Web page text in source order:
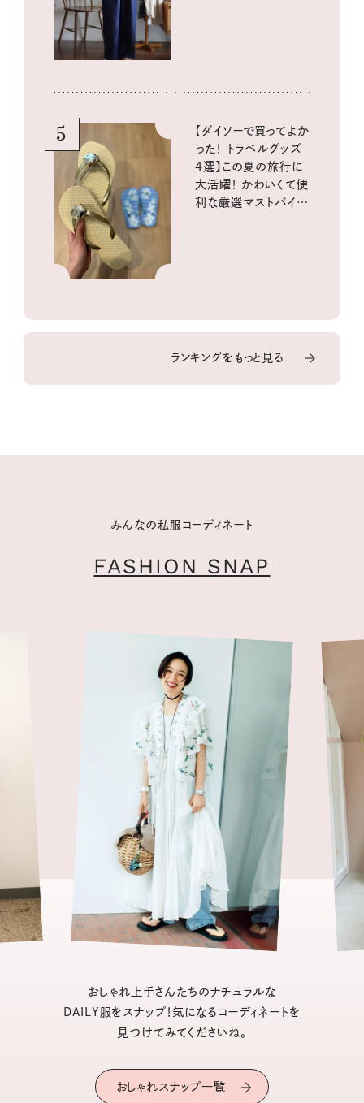
5
【ダイソーで買ってよか
った！ トラベルグッズ
4選】この夏の旅行に
大活躍！ かわいくて便
利な厳選マストバイア
ランキングをもっと見る
みんなの私服コーディネート
FASHION SNAP
おしゃれ上手さんたちのナチュラルな
DAILY服をスナップ！気になるコーディネートを
見つけてみてくださいね。
おしゃれスナップ一覧